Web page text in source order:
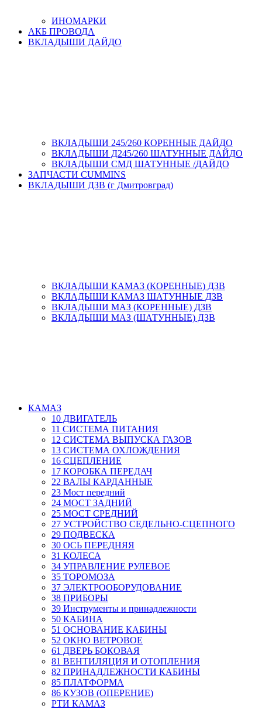
ИНОМАРКИ
АКБ ПРОВОДА
ВКЛАДЫШИ ДАЙДО
ВКЛАДЫШИ 245/260 КОРЕННЫЕ ДАЙДО
ВКЛАДЫШИ Д245/260 ШАТУННЫЕ ДАЙДО
ВКЛАДЫШИ СМД ШАТУННЫЕ /ДАЙДО
ЗАПЧАСТИ CUMMINS
ВКЛАДЫШИ ДЗВ (г Дмитровград)
ВКЛАДЫШИ КАМАЗ (КОРЕННЫЕ) ДЗВ
ВКЛАДЫШИ КАМАЗ ШАТУННЫЕ ДЗВ
ВКЛАДЫШИ МАЗ (КОРЕННЫЕ) ДЗВ
ВКЛАДЫШИ МАЗ (ШАТУННЫЕ) ДЗВ
КАМАЗ
10 ДВИГАТЕЛЬ
11 СИСТЕМА ПИТАНИЯ
12 СИСТЕМА ВЫПУСКА ГАЗОВ
13 СИСТЕМА ОХЛОЖДЕНИЯ
16 СЦЕПЛЕНИЕ
17 КОРОБКА ПЕРЕДАЧ
22 ВАЛЫ КАРДАННЫЕ
23 Мост передний
24 МОСТ ЗАДНИЙ
25 МОСТ СРЕДНИЙ
27 УСТРОЙСТВО СЕДЕЛЬНО-СЦЕПНОГО
29 ПОДВЕСКА
30 ОСЬ ПЕРЕДНЯЯ
31 КОЛЕСА
34 УПРАВЛЕНИЕ РУЛЕВОЕ
35 ТОРОМОЗА
37 ЭЛЕКТРООБОРУДОВАНИЕ
38 ПРИБОРЫ
39 Инструменты и принадлежности
50 КАБИНА
51 ОСНОВАНИЕ КАБИНЫ
52 ОКНО ВЕТРОВОЕ
61 ДВЕРЬ БОКОВАЯ
81 ВЕНТИЛЯЦИЯ И ОТОПЛЕНИЯ
82 ПРИНАДЛЕЖНОСТИ КАБИНЫ
85 ПЛАТФОРМА
86 КУЗОВ (ОПЕРЕНИЕ)
РТИ КАМАЗ